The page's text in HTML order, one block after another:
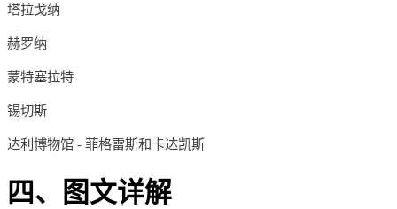
塔拉戈纳
赫罗纳
蒙特塞拉特
锡切斯
达利博物馆 - 菲格雷斯和卡达凯斯
四、图文详解